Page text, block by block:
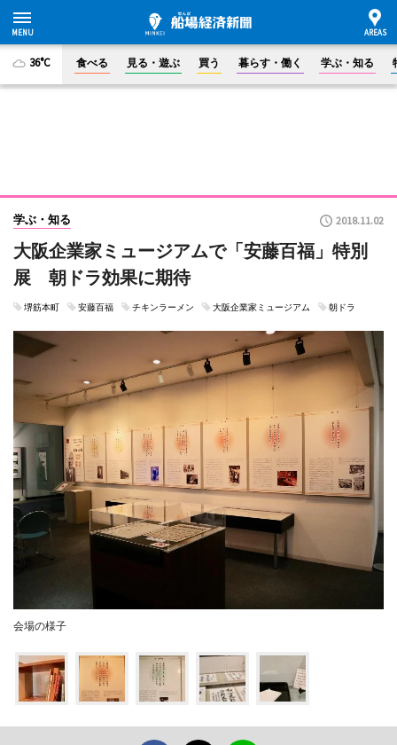
36°C 食べる 見る・遊ぶ 買う 暮らす・働く 学ぶ・知る
学ぶ・知る 2018.11.02
大阪企業家ミュージアムで「安藤百福」特別
展 朝ドラ効果に期待
堺筋本町 安藤百福 チキンラーメン 大阪企業家ミュージアム 朝ドラ
会場の様子